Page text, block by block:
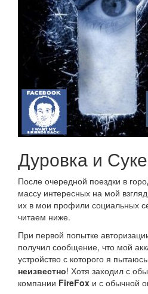
Дуровка и
После очередной поездки в
массу интересных на мой
их в мои профили социальных
читаем ниже.
При первой попытке
получил сообщение, что мой
устройство с которого я
неизвестно! Хотя заходил с
компании FireFox и с обычной